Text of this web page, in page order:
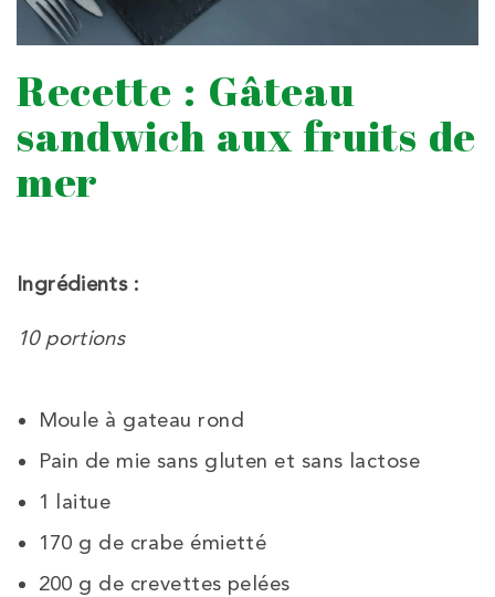
Recette : Gâteau
sandwich aux fruits de
mer
Ingrédients :
10 portions
Moule à gateau rond
Pain de mie sans gluten et sans lactose
1 laitue
170 g de crabe émietté
200 g de crevettes pelées